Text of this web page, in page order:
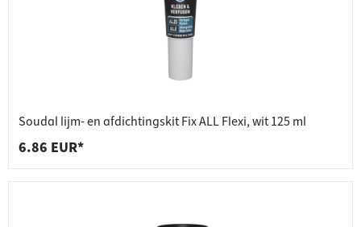
Soudal lijm- en afdichtingskit Fix ALL Flexi, wit 125 ml
6.86 EUR*